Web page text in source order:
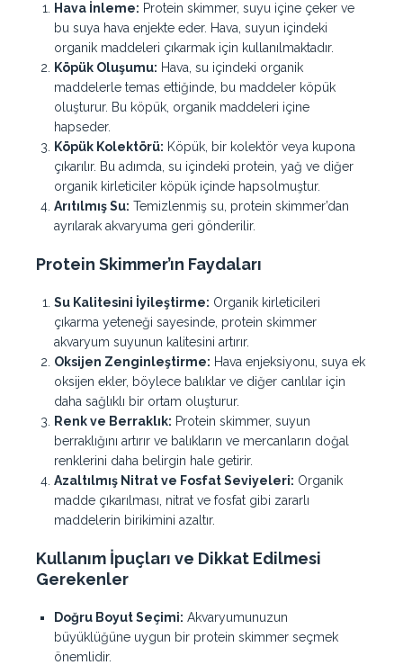
Hava İnleme: Protein skimmer, suyu içine çeker ve
bu suya hava enjekte eder. Hava, suyun içindeki
organik maddeleri çıkarmak için kullanılmaktadır.
Köpük Oluşumu: Hava, su içindeki organik
maddelerle temas ettiğinde, bu maddeler köpük
oluşturur. Bu köpük, organik maddeleri içine
hapseder.
Köpük Kolektörü: Köpük, bir kolektör veya kupona
çıkarılır. Bu adımda, su içindeki protein, yağ ve diğer
organik kirleticiler köpük içinde hapsolmuştur.
Arıtılmış Su: Temizlenmiş su, protein skimmer’dan
ayrılarak akvaryuma geri gönderilir.
Protein Skimmer’ın Faydaları
Su Kalitesini İyileştirme: Organik kirleticileri
çıkarma yeteneği sayesinde, protein skimmer
akvaryum suyunun kalitesini artırır.
Oksijen Zenginleştirme: Hava enjeksiyonu, suya ek
oksijen ekler, böylece balıklar ve diğer canlılar için
daha sağlıklı bir ortam oluşturur.
Renk ve Berraklık: Protein skimmer, suyun
berraklığını artırır ve balıkların ve mercanların doğal
renklerini daha belirgin hale getirir.
Azaltılmış Nitrat ve Fosfat Seviyeleri: Organik
madde çıkarılması, nitrat ve fosfat gibi zararlı
maddelerin birikimini azaltır.
Kullanım İpuçları ve Dikkat Edilmesi
Gerekenler
Doğru Boyut Seçimi: Akvaryumunuzun
büyüklüğüne uygun bir protein skimmer seçmek
önemlidir.